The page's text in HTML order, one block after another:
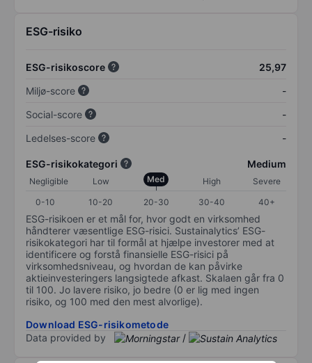
ESG-risiko
ESG-risikoscore
25,97
Miljø-score
-
Social-score
-
Ledelses-score
-
ESG-risikokategori Medium
Negligible Low Med High
Severe
0-10
10-20 20-30 30-40 40+
ESG-risikoen er et mål for, hvor godt en virksomhed
håndterer væsentlige ESG-risici. Sustainalytics’ ESG-
risikokategori har til formål at hjælpe investorer med at
identificere og forstå finansielle ESG-risici på
virksomhedsniveau, og hvordan de kan påvirke
aktieinvesteringers langsigtede afkast. Skalaen går fra 0
til 100. Jo lavere risiko, jo bedre (0 er lig med ingen
risiko, og 100 med den mest alvorlige).
Download ESG-risikometode
Data provided by
/